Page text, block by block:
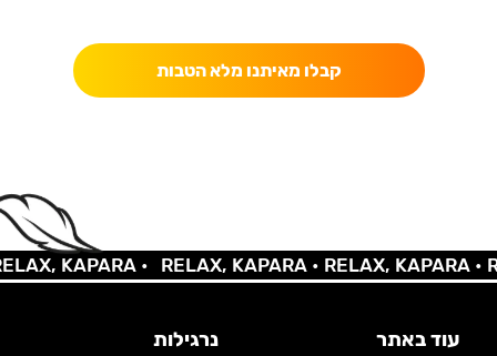
קבלו מאיתנו מלא הטבות
KAPARA • RELAX, KAPARA •RELAX, KAPARA •
עוד באתר נרגילות